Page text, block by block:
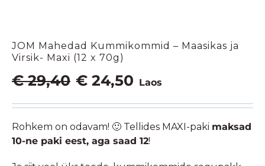
JOM Mahedad Kummikommid – Maasikas ja
Virsik- Maxi (12 x 70g)
€29,40 Algne
oli:
€ 24,50 Praegune
on:
Laos
Rohkem on odavam! 🙂 Tellides MAXI-paki maksad
10-ne paki eest, aga saad 12!